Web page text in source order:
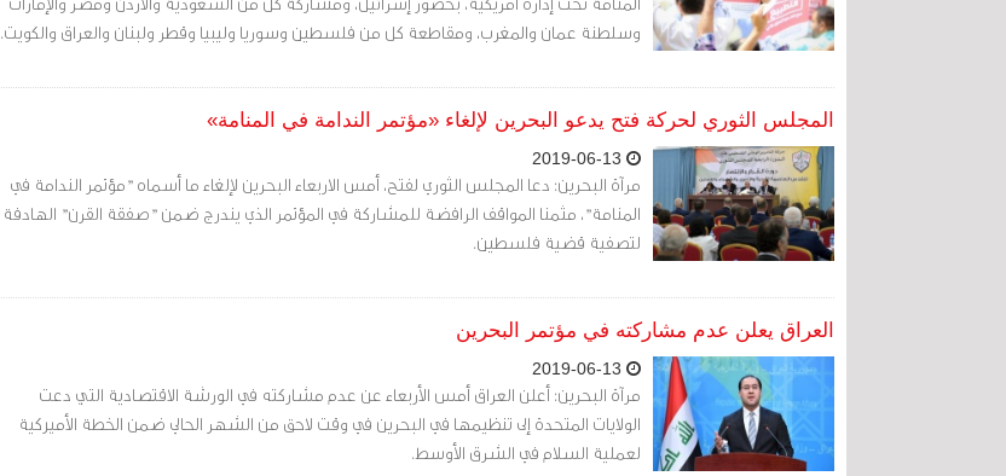
وسلطنة عمان والمغرب، ومقاطعة كل من فلسطين وسوريا وليبيا وقطر ولبنان والعراق والكويت.
المجلس الثوري لحركة فتح يدعو البحرين لإلغاء «مؤتمر الندامة في المنامة»
مرآة البحرين: دعا المجلس الثوري لفتح، أمس الاربعاء البحرين لإلغاء ما أسماه "مؤتمر الندامة في
المنامة"، مثمنا المواقف الرافضة للمشاركة في المؤتمر الذي يندرج ضمن "صفقة القرن" الهادفة
لتصفية قضية فلسطين.
العراق يعلن عدم مشاركته في مؤتمر البحرين
مرآة البحرين: أعلن العراق أمس الأربعاء عن عدم مشاركته في الورشة الاقتصادية التي دعت
الولايات المتحدة إلى تنظيمها في البحرين في وقت لاحق من الشهر الحالي ضمن الخطة الأميركية
لعملية السلام في الشرق الأوسط.